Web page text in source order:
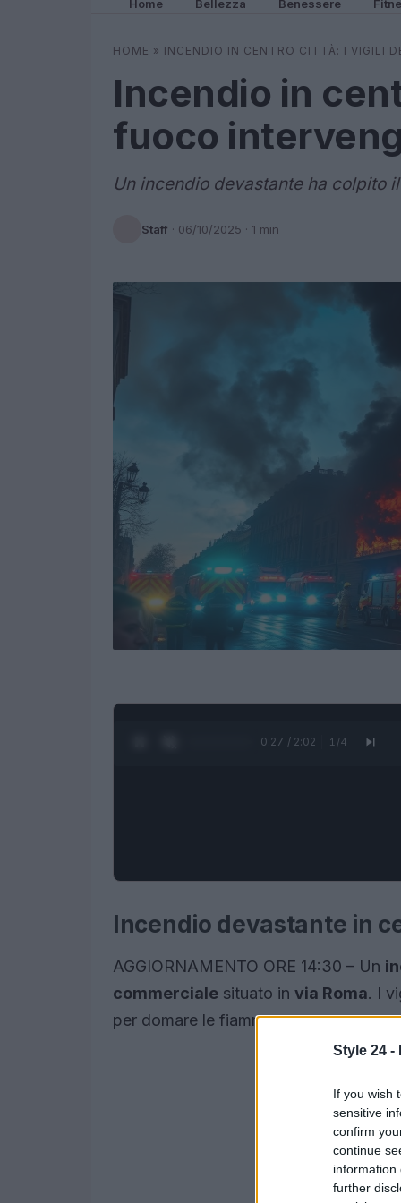
Style 24 -
If you wish
sensitive
confirm
continue
information
further
Home Bellezza Benessere
HOME » INCENDIO IN CENTRO CITTÀ: I VIGILI
Incendio in
fuoco
Un incendio devastante ha colpito
Staff · 06/10/2025 · 1 min
0:28 / 2:02 1 /4
Incendio devastante in
AGGIORNAMENTO ORE 14:30 – Un
commerciale situato in via Roma. I
per domare le fiamme.